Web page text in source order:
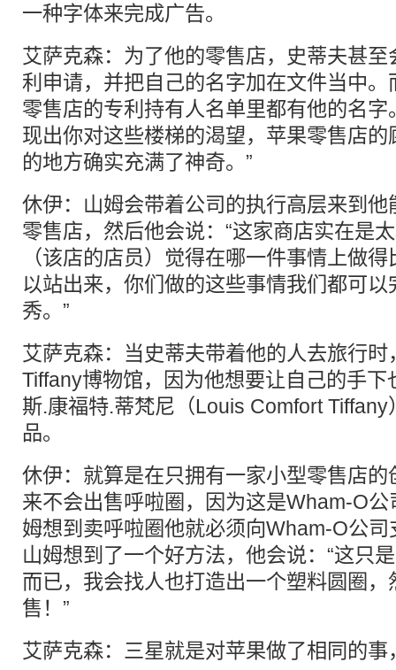
一种字体来完成广告。
艾萨克森：为了他的零售店，史蒂夫甚
利申请，并把自己的名字加在文件当中
零售店的专利持有人名单里都有他的名字
现出你对这些楼梯的渴望，苹果零售店
的地方确实充满了神奇。”
休伊：山姆会带着公司的执行高层来到
零售店，然后他会说：“这家商店实在是
（该店的店员）觉得在哪一件事情上做
以站出来，你们做的这些事情我们都可
秀。”
艾萨克森：当史蒂夫带着他的人去旅行
Tiffany博物馆，因为他想要让自己的手下
斯.康福特.蒂梵尼（Louis Comfort
品。
休伊：就算是在只拥有一家小型零售店
来不会出售呼啦圈，因为这是Wham-O
姆想到卖呼啦圈他就必须向Wham-O公
山姆想到了一个好方法，他会说：“这只
而已，我会找人也打造出一个塑料圆圈
售！”
艾萨克森：三星就是对苹果做了相同的